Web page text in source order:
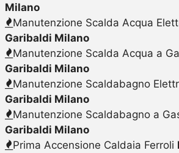
Milano
Manutenzione Scalda Acqua
Garibaldi Milano
Manutenzione Scalda Acqua a
Garibaldi Milano
Manutenzione Scaldabagno
Garibaldi Milano
Manutenzione Scaldabagno a
Garibaldi Milano
Prima Accensione Caldaia Ferroli